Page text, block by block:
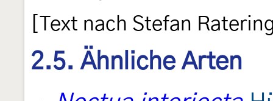
[Text nach Stefan
2.5. Ähnliche Arten